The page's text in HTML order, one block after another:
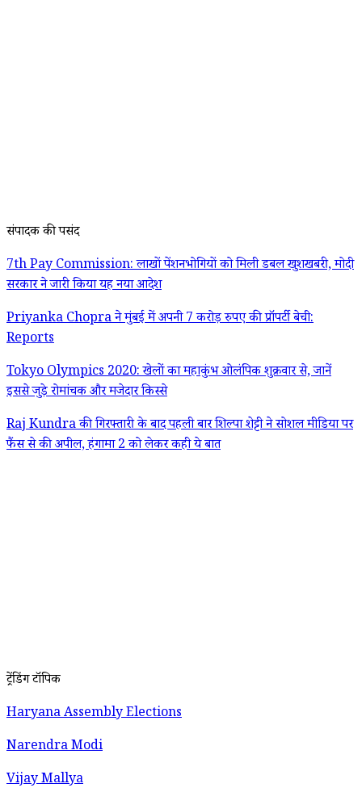
संपादक की पसंद
7th Pay Commission: लाखों पेंशनभोगियों को मिली डबल खुशखबरी, मोदी
सरकार ने जारी किया यह नया आदेश
Priyanka Chopra ने मुंबई में अपनी 7 करोड़ रुपए की प्रॉपर्टी बेची:
Reports
Tokyo Olympics 2020: खेलों का महाकुंभ ओलंपिक शुक्रवार से, जानें
इससे जुड़े रोमांचक और मजेदार किस्से
Raj Kundra की गिरफ्तारी के बाद पहली बार शिल्पा शेट्टी ने सोशल मीडिया पर
फैंस से की अपील, हंगामा 2 को लेकर कही ये बात
ट्रेंडिंग टॉपिक
Haryana Assembly Elections
Narendra Modi
Vijay Mallya